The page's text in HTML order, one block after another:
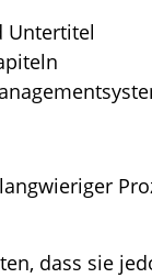
Untertitel
dass sie